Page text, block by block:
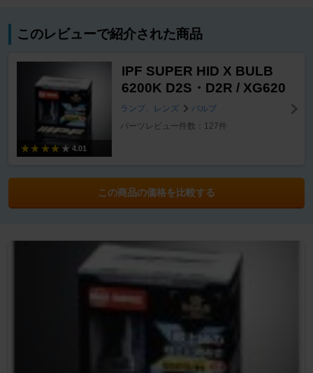
このレビューで紹介された商品
4.01
IPF SUPER HID X BULB
6200K D2S・D2R / XG620
ランプ、レンズ
バルブ
パーツレビュー件数：127件
この商品の価格を比較する